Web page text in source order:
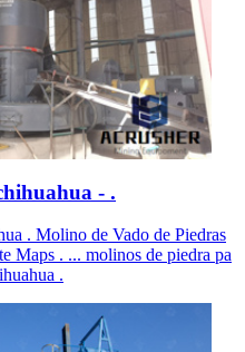
- .
. Molino de Vado de Piedras
Maps . ... molinos de piedra pa
.